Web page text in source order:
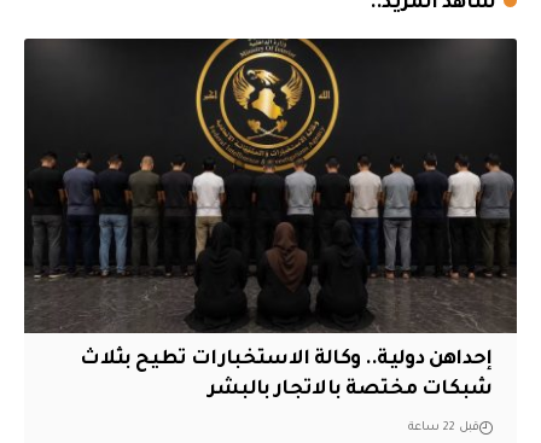
إحداهن دولية.. وكالة الاستخبارات تطيح بثلاث
شبكات مختصة بالاتجار بالبشر
قبل 22 ساعة